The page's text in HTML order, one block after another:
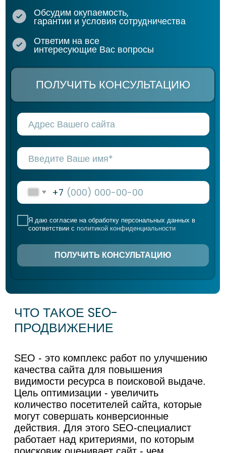
YMYL-тематикой, долгим циклом
сделки и узконаправленных B2B
товаров/услуг;
продвижения мы считаем окупаемость
- нам важно, чтобы Ваш бизнес
Отчетность в цифрах. Наши отчеты
позициях, трафике и заявках.
можем продвигать сайт эффективнее.
предсказуемые результаты;
Стоимость. SEO-продвижение по
работаем ради результата, а не для
отработки оплаченных часов;
беремся за одноразовые проекты.
SEO - долгосрочный инструмент,
Стабильные результаты наших
клиентов это итог стабильного
сотрудничества, в котором все